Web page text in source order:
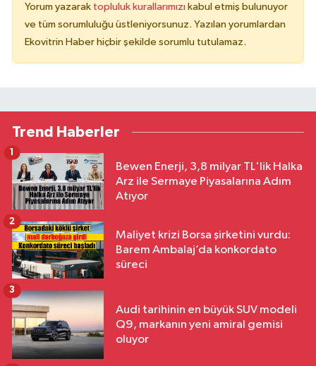
Yorum yazarak topluluk kurallarımızı kabul etmiş bulunuyor
ve tüm sorumluluğu üstleniyorsunuz. Yazılan yorumlardan
Ekovitrin Haber hiçbir şekilde sorumlu tutulamaz.
Trend Haberler
Bewen Enerji, 3,8 milyar TL'lik Halka
Arz ile Sermaye Piyasalarına Adım
Atıyor
1
Maliyet krizi Borsa şirketini vurdu:
Barem Ambalaj’da konkordato
süreci
2
Audi tarihinin en büyük SUV modeli
Q9, markanın yeni amiral gemisi
oluyor
3